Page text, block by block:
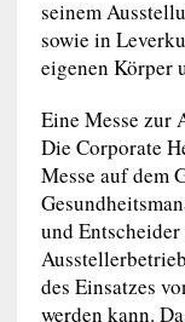
seinem
sowie in
eigenen Körper
Eine Messe zur
Die Corporate
Messe auf dem
und
des Einsatzes
werden kann.